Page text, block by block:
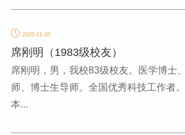
2025-11-20
席刚明（1983级校友）
席刚明，男，我校83级校友。医学博士
师、博士生导师。全国优秀科技工作者
本...